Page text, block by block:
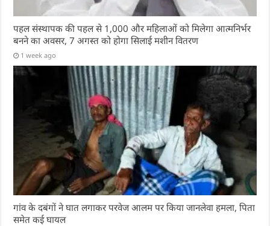
पहल संस्थापक की पहल से 1,000 और महिलाओं को मिलेगा आत्मनिर्भर
बनने का अवसर, 7 अगस्त को होगा सिलाई मशीन वितरण
1 week ago
गांव के दबंगों ने घात लगाकर परवेज आलम पर किया जानलेवा हमला, पिता
समेत कई घायल